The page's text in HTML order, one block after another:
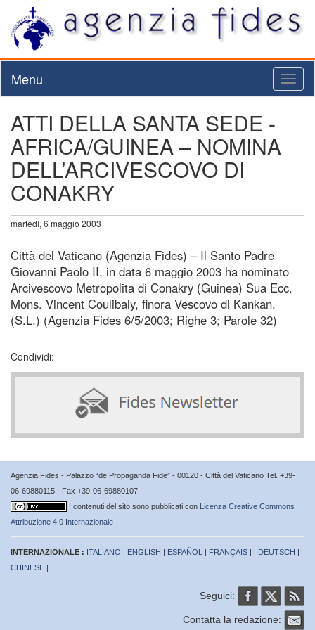
Menu
ATTI DELLA SANTA SEDE -
AFRICA/GUINEA – NOMINA
DELL’ARCIVESCOVO DI
CONAKRY
martedì, 6 maggio 2003
Città del Vaticano (Agenzia Fides) – Il Santo Padre
Giovanni Paolo II, in data 6 maggio 2003 ha nominato
Arcivescovo Metropolita di Conakry (Guinea) Sua Ecc.
Mons. Vincent Coulibaly, finora Vescovo di Kankan.
(S.L.) (Agenzia Fides 6/5/2003; Righe 3; Parole 32)
Condividi:
Agenzia Fides - Palazzo “de Propaganda Fide” - 00120 - Città del Vaticano Tel. +39-
06-69880115 - Fax +39-06-69880107
I contenuti del sito sono pubblicati con Licenza Creative Commons
Attribuzione 4.0 Internazionale
INTERNAZIONALE : ITALIANO | ENGLISH | ESPAÑOL | FRANÇAIS | | DEUTSCH |
CHINESE |
Seguici:
Contatta la redazione: